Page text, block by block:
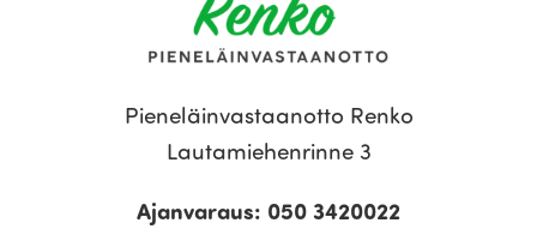
Pieneläinvastaanotto Renko
Lautamiehenrinne 3
Ajanvaraus: 050 3420022